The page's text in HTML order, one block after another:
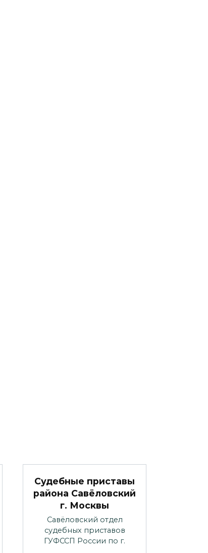
Судебные приставы
района Савёловский
г. Москвы
Савёловский отдел
судебных приставов
ГУФССП России по г.